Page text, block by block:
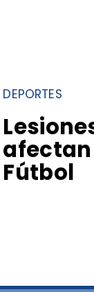
DEPORTES
Fútbol